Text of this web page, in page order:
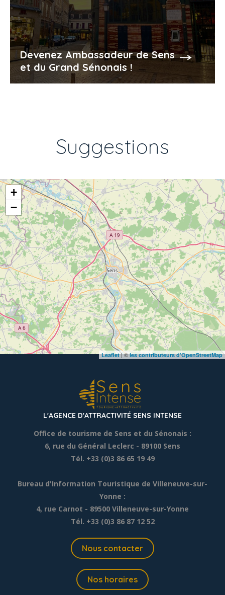
Devenez Ambassadeur de Sens
et du Grand Sénonais !
Suggestions
+
−
Leaflet| ©les contributeurs d’OpenStreetMap
L'AGENCE D'ATTRACTIVITÉ SENS INTENSE
Office de tourisme de Sens et du Sénonais :
6, rue du Général Leclerc - 89100 Sens
Tél. +33 (0)3 86 65 19 49
Bureau d'Information Touristique de Villeneuve-sur-
Yonne :
4, rue Carnot - 89500 Villeneuve-sur-Yonne
Tél. +33 (0)3 86 87 12 52
Nous contacter
Nos horaires